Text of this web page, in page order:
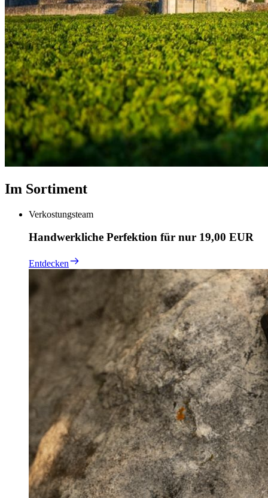
Im Sortiment
Verkostungsteam
Handwerkliche Perfektion für nur 19,00 EUR
Entdecken